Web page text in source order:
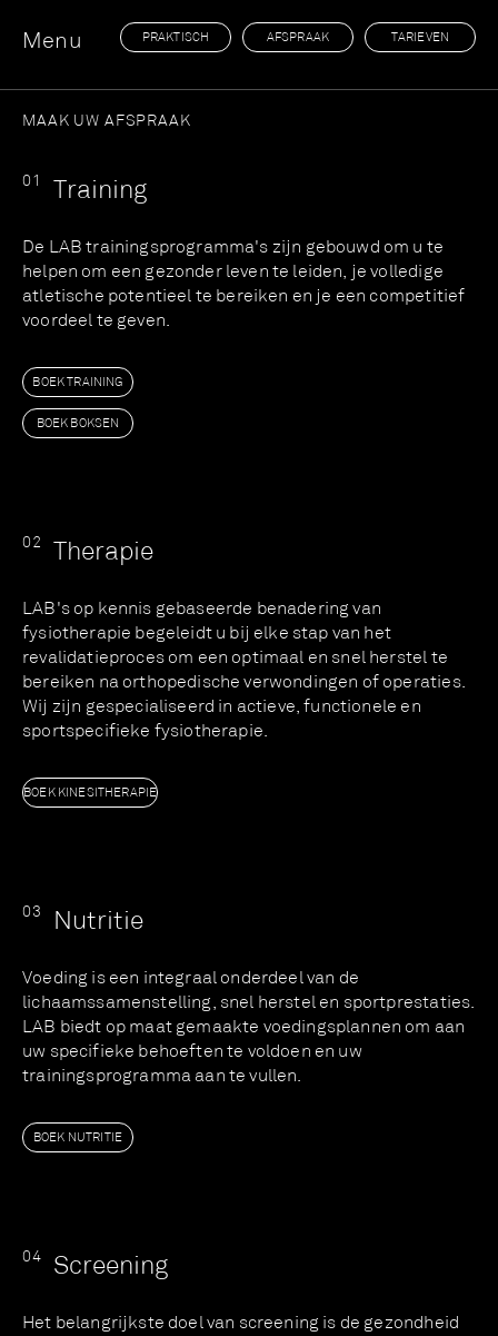
Menu PRAKTISCH AFSPRAAK TARIEVEN
MAAK UW AFSPRAAK
0 1 Training
De LAB trainingsprogramma's zijn gebouwd om u te
helpen om een gezonder leven te leiden, je volledige
atletische potentieel te bereiken en je een competitief
voordeel te geven.
BOEK TRAINING
BOEK BOKSEN
0 2 Therapie
LAB's op kennis gebaseerde benadering van
fysiotherapie begeleidt u bij elke stap van het
revalidatieproces om een ​​optimaal en snel herstel te
bereiken na orthopedische verwondingen of operaties.
Wij zijn gespecialiseerd in actieve, functionele en
sportspecifieke fysiotherapie.
BOEK KINESITHERAPIE
0 3 Nutritie
Voeding is een integraal onderdeel van de
lichaamssamenstelling, snel herstel en sportprestaties.
LAB biedt op maat gemaakte voedingsplannen om aan
uw specifieke behoeften te voldoen en uw
trainingsprogramma aan te vullen.
BOEK NUTRITIE
04 Screening
Het belangrijkste doel van screening is de gezondheid